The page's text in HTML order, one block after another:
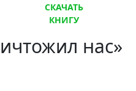
СКАЧАТЬ
КНИГУ
нас»